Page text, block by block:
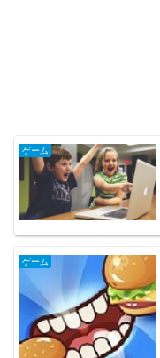
ゲーム
ゲーム